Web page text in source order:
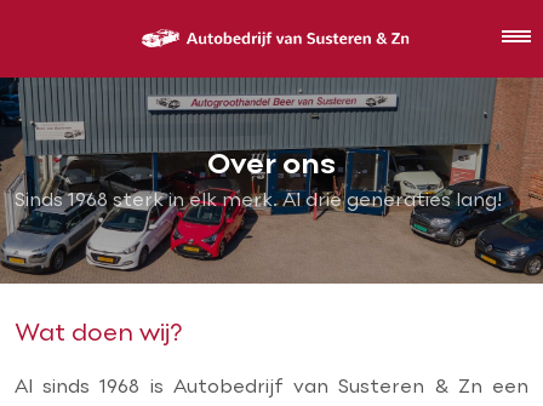
Over ons
Sinds 1968 sterk in elk merk. Al drie generaties lang!
Wat doen wij?
Al sinds 1968 is Autobedrijf van Susteren & Zn een